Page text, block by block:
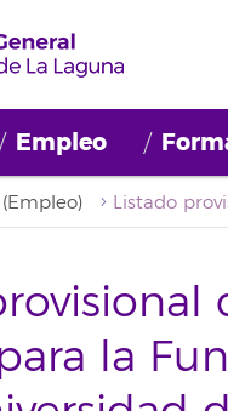
Empleo
la